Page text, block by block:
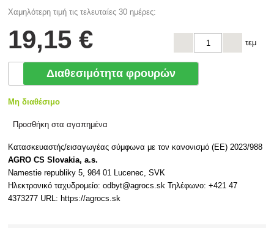
Χαμηλότερη τιμή τις τελευταίες 30 ημέρες:
19,15 € τεμ
Διαθεσιμότητα φρουρών
Μη διαθέσιμο
Προσθήκη στα αγαπημένα
Κατασκευαστής/εισαγωγέας σύμφωνα με τον κανονισμό (ΕΕ) 2023/988
AGRO CS Slovakia, a.s.
Namestie republiky 5, 984 01 Lucenec, SVK
Ηλεκτρονικό ταχυδρομείο: odbyt@agrocs.sk Τηλέφωνο: +421 47
4373277 URL: https://agrocs.sk